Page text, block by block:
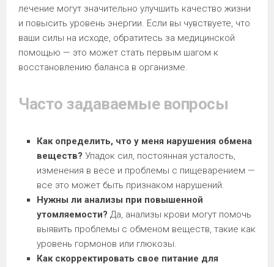
лечение могут значительно улучшить качество жизни
и повысить уровень энергии. Если вы чувствуете, что
ваши силы на исходе, обратитесь за медицинской
помощью — это может стать первым шагом к
восстановлению баланса в организме.
Часто задаваемые вопросы
Как определить, что у меня нарушения обмена
веществ? Упадок сил, постоянная усталость,
изменения в весе и проблемы с пищеварением —
все это может быть признаком нарушений.
Нужны ли анализы при повышенной
утомляемости? Да, анализы крови могут помочь
выявить проблемы с обменом веществ, такие как
уровень гормонов или глюкозы.
Как скорректировать свое питание для